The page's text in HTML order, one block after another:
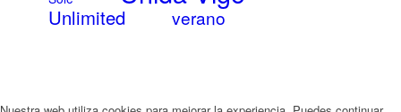
Unlimited verano